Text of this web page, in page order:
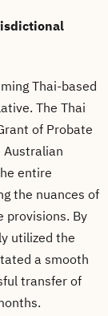
Thai-based
The Thai
of Probate
entire
the nuances of
provisions. By
utilized the
a smooth
transfer of